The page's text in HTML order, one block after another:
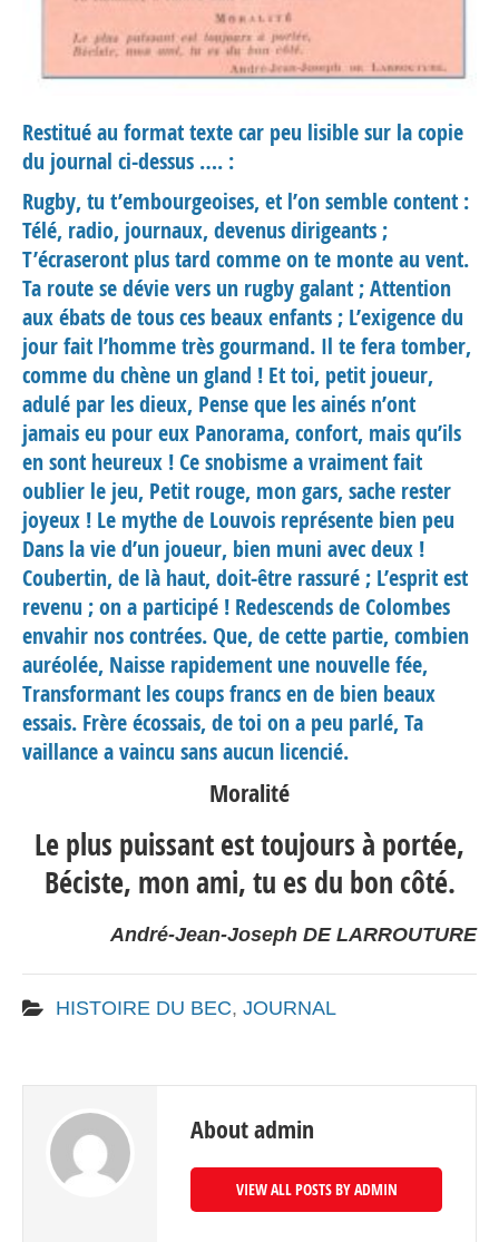
Restitué au format texte car peu lisible sur la copie
du journal ci-dessus …. :
Rugby, tu t’embourgeoises, et l’on semble content :
Télé, radio, journaux, devenus dirigeants ;
T’écraseront plus tard comme on te monte au vent.
Ta route se dévie vers un rugby galant ; Attention
aux ébats de tous ces beaux enfants ; L’exigence du
jour fait l’homme très gourmand. Il te fera tomber,
comme du chène un gland ! Et toi, petit joueur,
adulé par les dieux, Pense que les ainés n’ont
jamais eu pour eux Panorama, confort, mais qu’ils
en sont heureux ! Ce snobisme a vraiment fait
oublier le jeu, Petit rouge, mon gars, sache rester
joyeux ! Le mythe de Louvois représente bien peu
Dans la vie d’un joueur, bien muni avec deux !
Coubertin, de là haut, doit-être rassuré ; L’esprit est
revenu ; on a participé ! Redescends de Colombes
envahir nos contrées. Que, de cette partie, combien
auréolée, Naisse rapidement une nouvelle fée,
Transformant les coups francs en de bien beaux
essais. Frère écossais, de toi on a peu parlé, Ta
vaillance a vaincu sans aucun licencié.
Moralité
Le plus puissant est toujours à portée,
Béciste, mon ami, tu es du bon côté.
André-Jean-Joseph DE LARROUTURE
HISTOIRE DU BEC, JOURNAL
About admin
VIEW ALL POSTS BY ADMIN